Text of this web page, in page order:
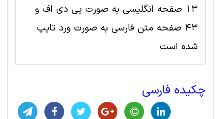
13 صفحه انگلیسی به صورت پی دی اف و
43 صفحه متن فارسی به صورت ورد تایپ
شده است
چکیده فارسی